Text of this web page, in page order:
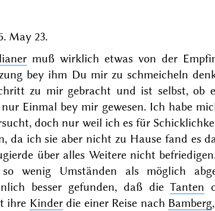
May 23.
muß wirklich etwas von der
bey ihm Du mir zu schmeicheln
zu mirgebracht und ist selbst, ob
nur Einmal bey mir gewesen. Ich habe
doch nur weil ich es für
da ich sie aber nicht zu Hause fand es
über alles Weitere nicht
wenig Umständen als möglich
besser gefunden, daß dieTanten
ihre Kinderdie einer Reise nach Bamberg